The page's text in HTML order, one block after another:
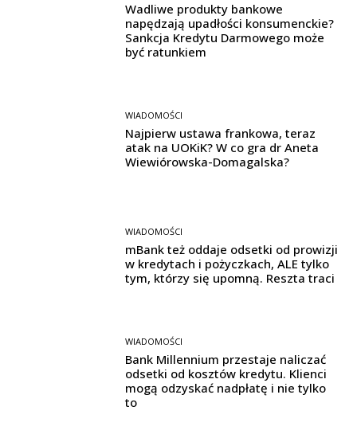
Wadliwe produkty bankowe
napędzają upadłości konsumenckie?
Sankcja Kredytu Darmowego może
być ratunkiem
WIADOMOŚCI
Najpierw ustawa frankowa, teraz
atak na UOKiK? W co gra dr Aneta
Wiewiórowska-Domagalska?
WIADOMOŚCI
mBank też oddaje odsetki od prowizji
w kredytach i pożyczkach, ALE tylko
tym, którzy się upomną. Reszta traci
WIADOMOŚCI
Bank Millennium przestaje naliczać
odsetki od kosztów kredytu. Klienci
mogą odzyskać nadpłatę i nie tylko
to